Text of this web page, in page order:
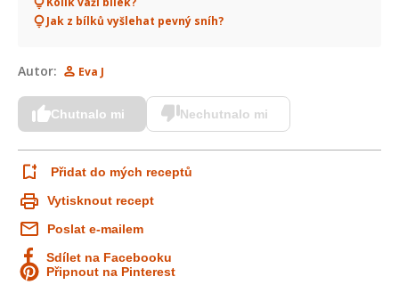
Jak z bílků vyšlehat pevný sníh?
Autor: Eva J
Chutnalo mi Nechutnalo mi
Přidat do mých receptů
Vytisknout recept
Poslat e-mailem
Sdílet na Facebooku
Připnout na Pinterest